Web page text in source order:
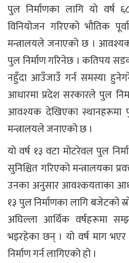
पुल निर्माणका लागि यो
विनियोजन गरिएको भौतिक
मन्त्रालयले जनाएको छ ।
पुल निर्माण गरिनेछ । कतिपय
नहुँदा आउँजाउँ गर्न समस्या
आधारमा प्रदेश सरकारले पुल
आवश्यक देखिएका स्थानहरूमा
मन्त्रालयले जनाएको छ ।
यो वर्ष १३ वटा मोटरेवल पुल
सुनिश्चित गरिएको मन्त्रालयका
उनका अनुसार आवश्कयताका
१३ पुल निर्माणका लागि बजेटको
अघिल्ला आर्थिक वर्षहरूमा
भइरहेका छन् । यो वर्ष माग
निर्माण गर्न लागिएको हो ।